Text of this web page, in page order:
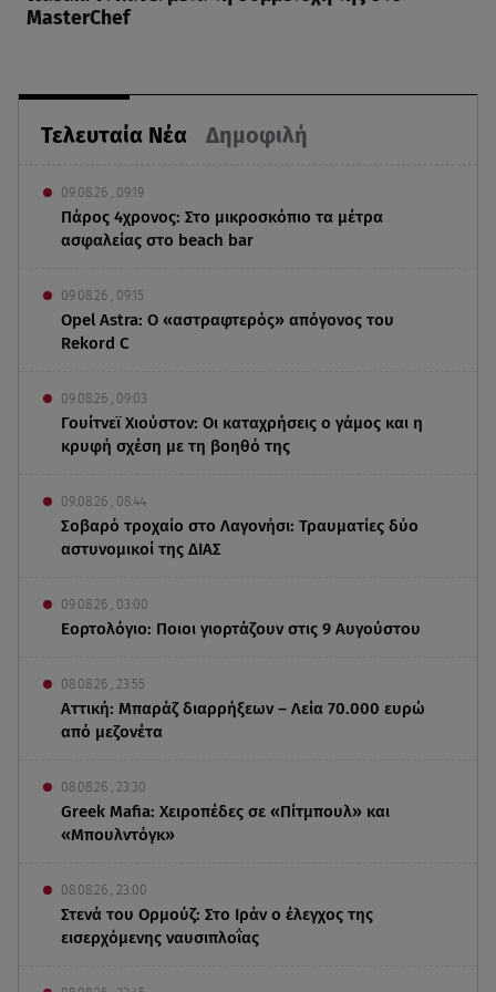
Τελευταία Νέα Δημοφιλή
09.08.26 , 09:19
Πάρος 4χρονος: Στο μικροσκόπιο τα μέτρα
ασφαλείας στο beach bar
09.08.26 , 09:15
Opel Astra: Ο «αστραφτερός» απόγονος του
Rekord C
09.08.26 , 09:03
Γουίτνεϊ Χιούστον: Οι καταχρήσεις ο γάμος και η
κρυφή σχέση με τη βοηθό της
09.08.26 , 08:44
Σοβαρό τροχαίο στο Λαγονήσι: Τραυματίες δύο
αστυνομικοί της ΔΙΑΣ
09.08.26 , 03:00
Εορτολόγιο: Ποιοι γιορτάζουν στις 9 Αυγούστου
08.08.26 , 23:55
Αττική: Μπαράζ διαρρήξεων – Λεία 70.000 ευρώ
από μεζονέτα
08.08.26 , 23:30
Greek Mafia: Χειροπέδες σε «Πίτμπουλ» και
«Μπουλντόγκ»
08.08.26 , 23:00
Στενά του Ορμούζ: Στο Ιράν ο έλεγχος της
εισερχόμενης ναυσιπλοΐας
MasterChef